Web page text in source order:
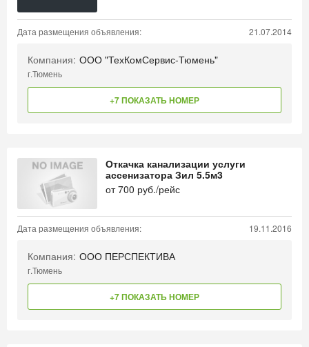
Дата размещения объявления: 21.07.2014
Компания: ООО "ТехКомСервис-Тюмень"
г.Тюмень
+7 ПОКАЗАТЬ НОМЕР
Откачка канализации услуги
ассенизатора Зил 5.5м3
от700 руб./рейс
Дата размещения объявления: 19.11.2016
Компания: ООО ПЕРСПЕКТИВА
г.Тюмень
+7 ПОКАЗАТЬ НОМЕР